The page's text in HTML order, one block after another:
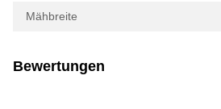
Mähbreite
Bewertungen